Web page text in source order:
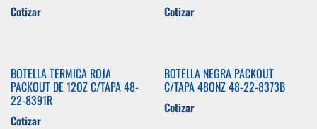
Cotizar Cotizar
BOTELLA TERMICA ROJA
PACKOUT DE 12OZ C/TAPA 48-
22-8391R
Cotizar
BOTELLA NEGRA PACKOUT
C/TAPA 48ONZ 48-22-8373B
Cotizar